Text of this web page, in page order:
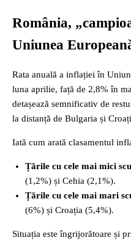
România,
Uniunea
Rata anuală a inflației în
luna aprilie, față de 2,8% în
detașează semnificativ de
la distanță de Bulgaria și
Iată cum arată clasamentul
Țările cu cele mai mici
(1,2%) și Cehia (2,1%).
Țările cu cele mai mari
(6%) și Croația (5,4%).
Situația este îngrijorătoare și